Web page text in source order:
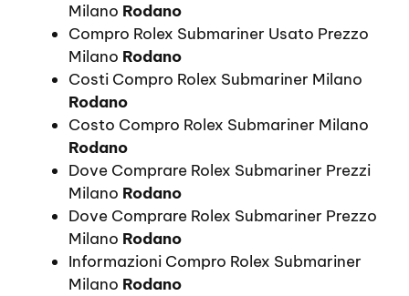
Milano Rodano
Compro Rolex Submariner Usato Prezzo
Milano Rodano
Costi Compro Rolex Submariner Milano
Rodano
Costo Compro Rolex Submariner Milano
Rodano
Dove Comprare Rolex Submariner Prezzi
Milano Rodano
Dove Comprare Rolex Submariner Prezzo
Milano Rodano
Informazioni Compro Rolex Submariner
Milano Rodano